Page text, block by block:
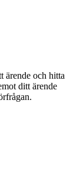
ärende och hitta
ditt ärende